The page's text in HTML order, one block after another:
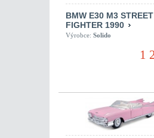
BMW E30 M3 STREET
FIGHTER 1990
Výrobce: Solido
1